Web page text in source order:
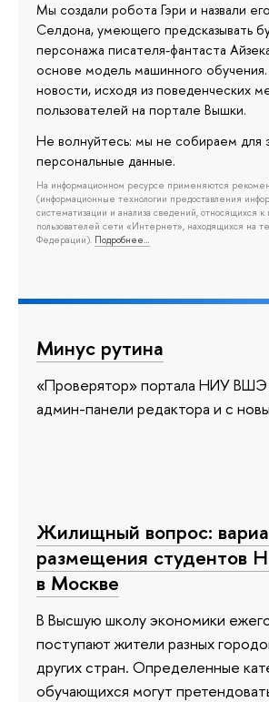
Мы создали робота Гэри и назвали
Селдона, умеющего предсказывать
персонажа писателя-фантаста
основе модель машинного
новости, исходя из поведенческих
пользователей на портале Вышки.
Не волнуйтесь: мы не собираем для
персональные данные.
На информационном ресурсе применяются
(информационные технологии предоставления
систематизации и анализа сведений, относящихся
пользователей сети «Интернет», находящихся на
Федерации). Подробнее…
Минус рутина
«Проверятор» портала НИУ ВШЭ
админ-панели редактора и с
Жилищный вопрос:
размещения
в Москве
В Высшую школу экономики
поступают жители разных
других стран. Определенные
обучающихся могут